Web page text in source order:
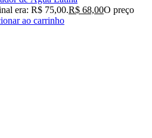
era: R$ 75,00.R$ 68,00O preço
ao carrinho